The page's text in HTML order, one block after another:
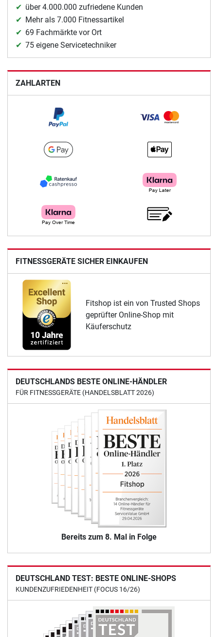
über 4.000.000 zufriedene Kunden
Mehr als 7.000 Fitnessartikel
69 Fachmärkte vor Ort
75 eigene Servicetechniker
ZAHLARTEN
FITNESSGERÄTE SICHER EINKAUFEN
Fitshop ist ein von Trusted Shops
geprüfter Online-Shop mit
Käuferschutz
DEUTSCHLANDS BESTE ONLINE-HÄNDLER
FÜR FITNESSGERÄTE (HANDELSBLATT 2026)
Bereits zum 8. Mal in Folge
DEUTSCHLAND TEST: BESTE ONLINE-SHOPS
KUNDENZUFRIEDENHEIT (FOCUS 16/26)